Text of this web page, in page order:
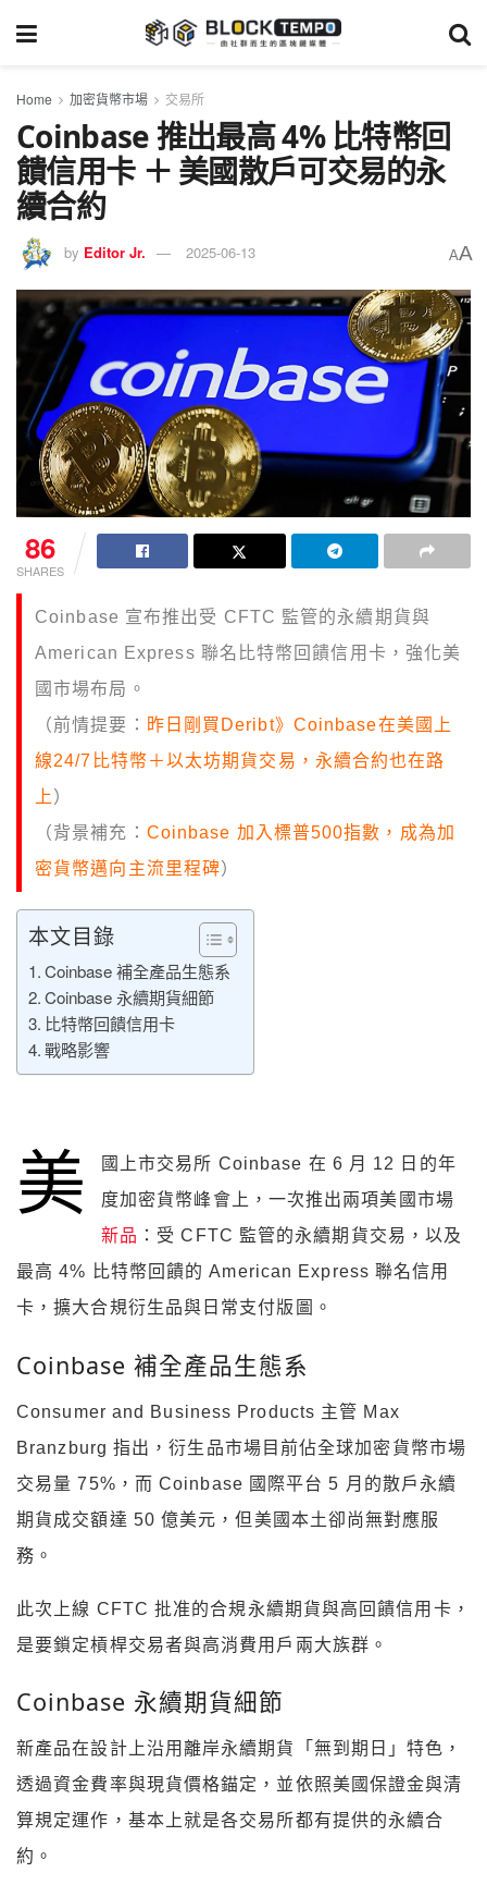
Home 加密貨幣市場 交易所
Coinbase 推出最高 4% 比特幣回
饋信用卡 ＋ 美國散戶可交易的永
續合約
by Editor Jr. 2025-06-13 AA
86
SHARES
Coinbase 宣布推出受 CFTC 監管的永續期貨與
American Express 聯名比特幣回饋信用卡，強化美
國市場布局。
（前情提要： 昨日剛買Deribt》Coinbase在美國上
線24/7比特幣＋以太坊期貨交易，永續合約也在路
上 ）
（背景補充： Coinbase 加入標普500指數，成為加
密貨幣邁向主流里程碑）
本文目錄
Coinbase 補全產品生態系
Coinbase 永續期貨細節
比特幣回饋信用卡
戰略影響
美
國上市交易所 Coinbase 在 6 月 12 日的年
度加密貨幣峰會上，一次推出兩項美國市場
新品 ：受 CFTC 監管的永續期貨交易，以及
最高 4% 比特幣回饋的 American Express 聯名信用
卡，擴大合規衍生品與日常支付版圖。
Coinbase 補全產品生態系
Consumer and Business Products 主管 Max
Branzburg 指出，衍生品市場目前佔全球加密貨幣市場
交易量 75%，而 Coinbase 國際平台 5 月的散戶永續
期貨成交額達 50 億美元，但美國本土卻尚無對應服
務。
此次上線 CFTC 批准的合規永續期貨與高回饋信用卡，
是要鎖定槓桿交易者與高消費用戶兩大族群。
Coinbase 永續期貨細節
新產品在設計上沿用離岸永續期貨「無到期日」特色，
透過資金費率與現貨價格錨定，並依照美國保證金與清
算規定運作，基本上就是各交易所都有提供的永續合
約。